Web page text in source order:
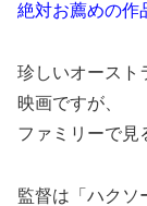
絶対お薦めの作
珍しいオースト
映画ですが、
ファミリーで見
監督は「ハクソ